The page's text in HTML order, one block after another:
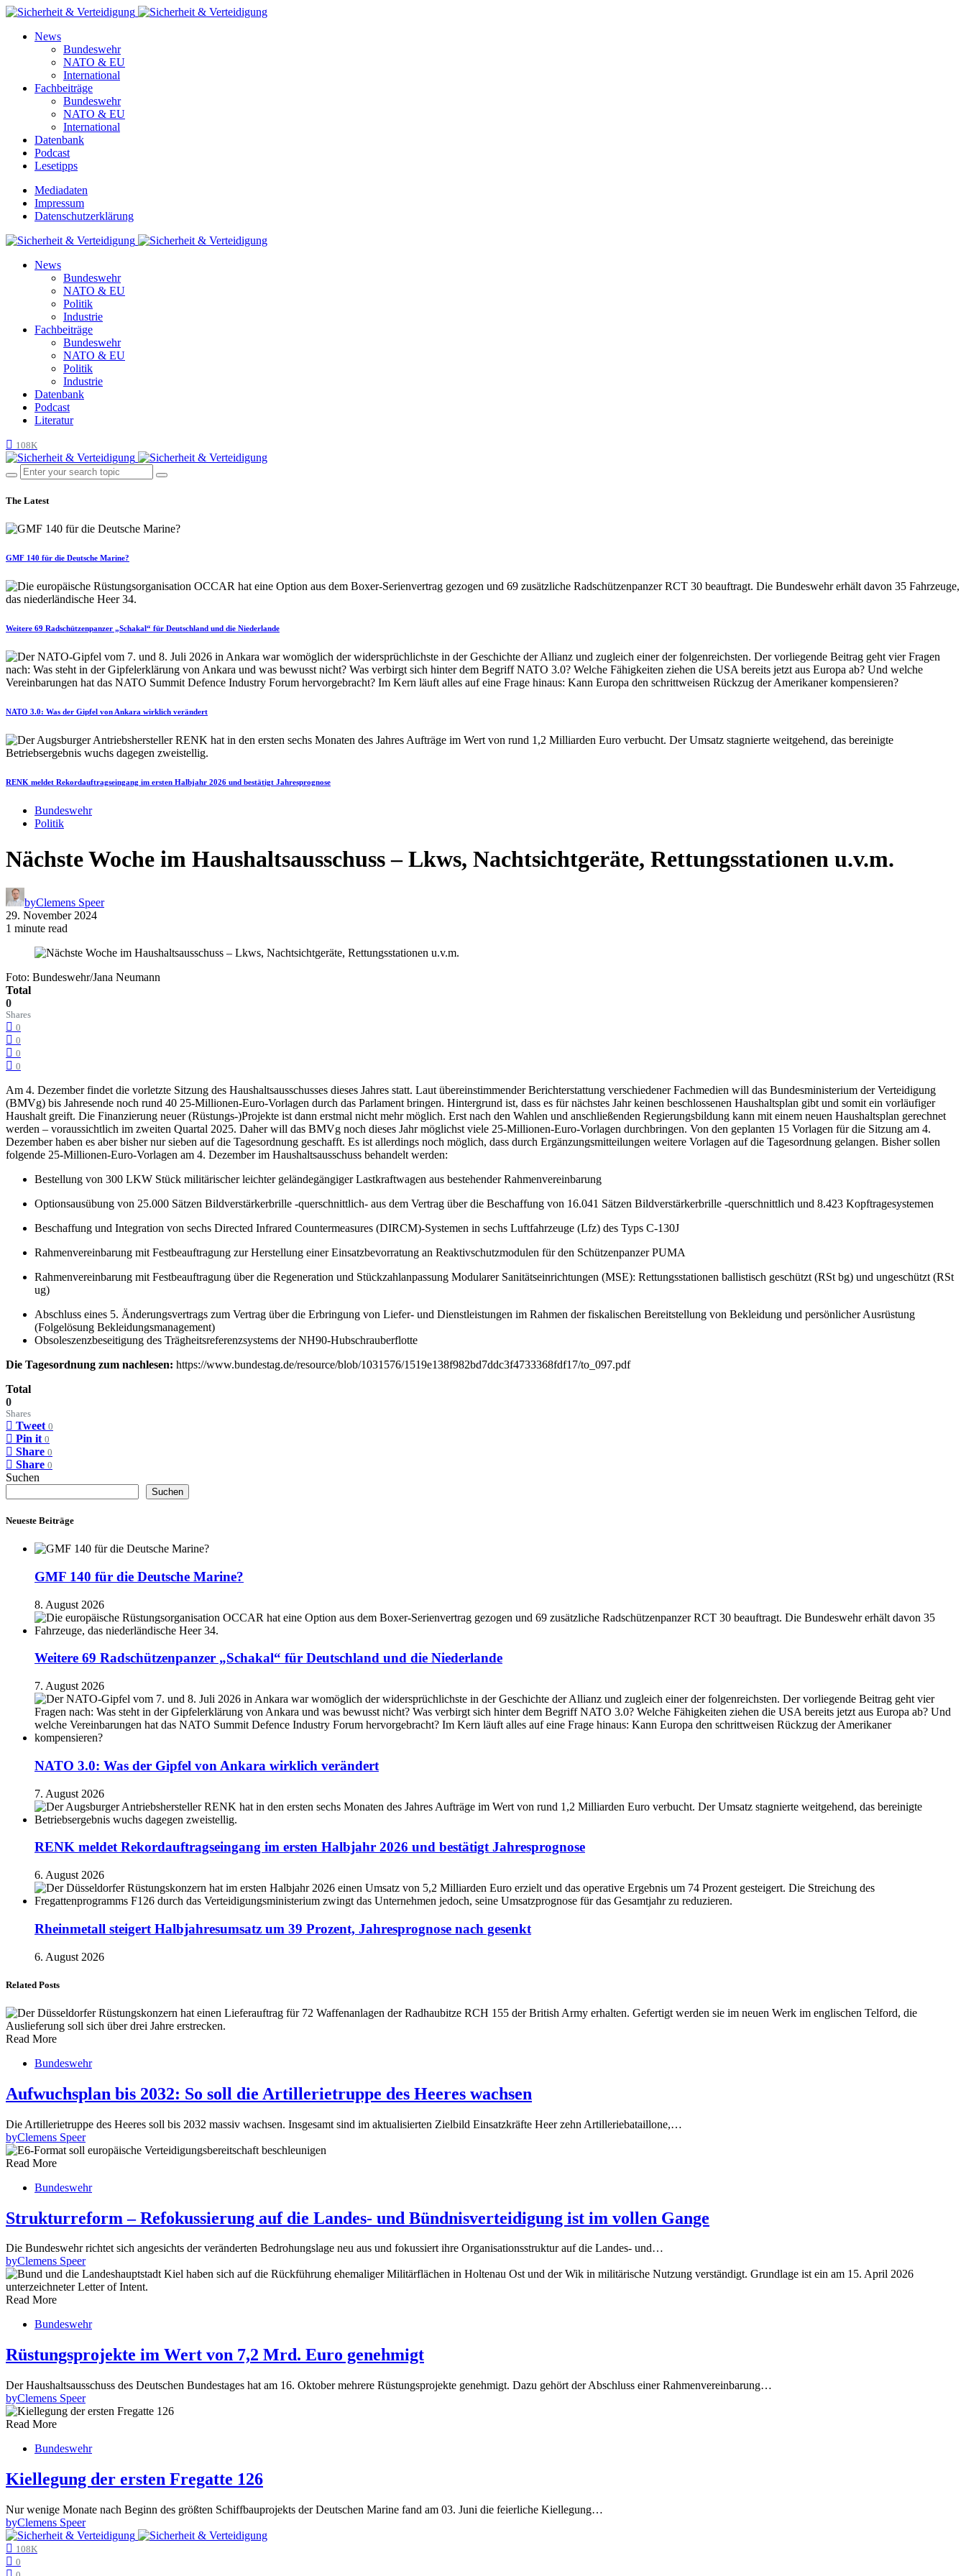
News
Bundeswehr
NATO & EU
International
Fachbeiträge
Bundeswehr
NATO & EU
International
Datenbank
Podcast
Lesetipps
Mediadaten
Impressum
Datenschutzerklärung
News
Bundeswehr
NATO & EU
Politik
Industrie
Fachbeiträge
Bundeswehr
NATO & EU
Politik
Industrie
Datenbank
Podcast
Literatur
108K
The Latest
GMF 140 für die Deutsche Marine?
Weitere 69 Radschützenpanzer „Schakal“ für Deutschland und die Niederlande
NATO 3.0: Was der Gipfel von Ankara wirklich verändert
RENK meldet Rekordauftragseingang im ersten Halbjahr 2026 und bestätigt Jahresprognose
Bundeswehr
Politik
Nächste Woche im Haushaltsausschuss – Lkws, Nachtsichtgeräte, Rettungsstationen u.v.m.
byClemens Speer
29. November 2024
1 minute read
Foto: Bundeswehr/Jana Neumann
Total
0
Shares
0
0
0
0
Am 4. Dezember findet die vorletzte Sitzung des Haushaltsausschusses dieses Jahres statt. Laut übereinstimmender Berichterstattung verschiedener Fachmedien will das Bundesministerium der Verteidigung
(BMVg) bis Jahresende noch rund 40 25-Millionen-Euro-Vorlagen durch das Parlament bringen. Hintergrund ist, dass es für nächstes Jahr keinen beschlossenen Haushaltsplan gibt und somit ein vorläufiger
Haushalt greift. Die Finanzierung neuer (Rüstungs-)Projekte ist dann erstmal nicht mehr möglich. Erst nach den Wahlen und anschließenden Regierungsbildung kann mit einem neuen Haushaltsplan gerechnet
werden – voraussichtlich im zweiten Quartal 2025. Daher will das BMVg noch dieses Jahr möglichst viele 25-Millionen-Euro-Vorlagen durchbringen. Von den geplanten 15 Vorlagen für die Sitzung am 4.
Dezember haben es aber bisher nur sieben auf die Tagesordnung geschafft. Es ist allerdings noch möglich, dass durch Ergänzungsmitteilungen weitere Vorlagen auf die Tagesordnung gelangen. Bisher sollen
folgende 25-Millionen-Euro-Vorlagen am 4. Dezember im Haushaltsausschuss behandelt werden:
Bestellung von 300 LKW Stück militärischer leichter geländegängiger Lastkraftwagen aus bestehender Rahmenvereinbarung
Optionsausübung von 25.000 Sätzen Bildverstärkerbrille -querschnittlich- aus dem Vertrag über die Beschaffung von 16.041 Sätzen Bildverstärkerbrille -querschnittlich und 8.423 Kopftragesystemen
Beschaffung und Integration von sechs Directed Infrared Countermeasures (DIRCM)-Systemen in sechs Luftfahrzeuge (Lfz) des Typs C-130J
Rahmenvereinbarung mit Festbeauftragung zur Herstellung einer Einsatzbevorratung an Reaktivschutzmodulen für den Schützenpanzer PUMA
Rahmenvereinbarung mit Festbeauftragung über die Regeneration und Stückzahlanpassung Modularer Sanitätseinrichtungen (MSE): Rettungsstationen ballistisch geschützt (RSt bg) und ungeschützt (RSt
ug)
Abschluss eines 5. Änderungsvertrags zum Vertrag über die Erbringung von Liefer- und Dienstleistungen im Rahmen der fiskalischen Bereitstellung von Bekleidung und persönlicher Ausrüstung
(Folgelösung Bekleidungsmanagement)
Obsoleszenzbeseitigung des Trägheitsreferenzsystems der NH90-Hubschrauberflotte
Die Tagesordnung zum nachlesen: https://www.bundestag.de/resource/blob/1031576/1519e138f982bd7ddc3f4733368fdf17/to_097.pdf
Total
0
Shares
Tweet 0
Pin it 0
Share 0
Share 0
Suchen
Suchen
Neueste Beiträge
GMF 140 für die Deutsche Marine?
8. August 2026
Weitere 69 Radschützenpanzer „Schakal“ für Deutschland und die Niederlande
7. August 2026
NATO 3.0: Was der Gipfel von Ankara wirklich verändert
7. August 2026
RENK meldet Rekordauftragseingang im ersten Halbjahr 2026 und bestätigt Jahresprognose
6. August 2026
Rheinmetall steigert Halbjahresumsatz um 39 Prozent, Jahresprognose nach gesenkt
6. August 2026
Related Posts
Read More
Bundeswehr
Aufwuchsplan bis 2032: So soll die Artillerietruppe des Heeres wachsen
Die Artillerietruppe des Heeres soll bis 2032 massiv wachsen. Insgesamt sind im aktualisierten Zielbild Einsatzkräfte Heer zehn Artilleriebataillone,…
byClemens Speer
Read More
Bundeswehr
Strukturreform – Refokussierung auf die Landes- und Bündnisverteidigung ist im vollen Gange
Die Bundeswehr richtet sich angesichts der veränderten Bedrohungslage neu aus und fokussiert ihre Organisationsstruktur auf die Landes- und…
byClemens Speer
Read More
Bundeswehr
Rüstungsprojekte im Wert von 7,2 Mrd. Euro genehmigt
Der Haushaltsausschuss des Deutschen Bundestages hat am 16. Oktober mehrere Rüstungsprojekte genehmigt. Dazu gehört der Abschluss einer Rahmenvereinbarung…
byClemens Speer
Read More
Bundeswehr
Kiellegung der ersten Fregatte 126
Nur wenige Monate nach Beginn des größten Schiffbauprojekts der Deutschen Marine fand am 03. Juni die feierliche Kiellegung…
byClemens Speer
108K
0